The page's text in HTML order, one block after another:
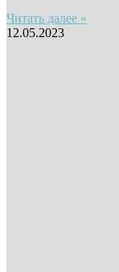
Читать далее »
12.05.2023